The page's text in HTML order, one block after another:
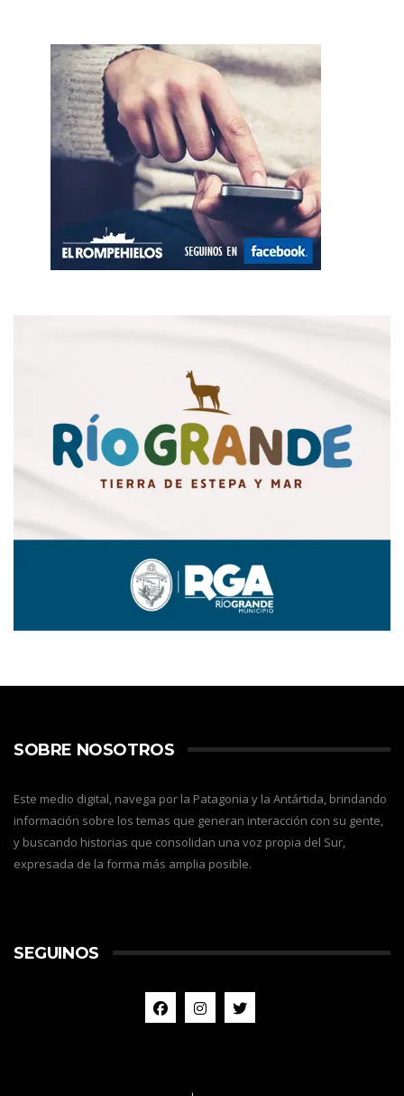
SOBRE NOSOTROS
Este medio digital, navega por la Patagonia y la Antártida, brindando
información sobre los temas que generan interacción con su gente,
y buscando historias que consolidan una voz propia del Sur,
expresada de la forma más amplia posible.
SEGUINOS